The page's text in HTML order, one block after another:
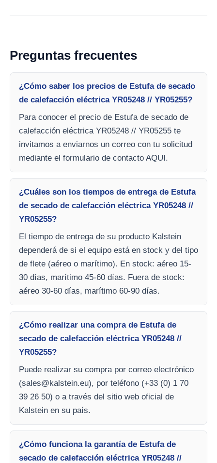
Preguntas frecuentes
¿Cómo saber los precios de Estufa de secado
de calefacción eléctrica YR05248 // YR05255?
Para conocer el precio de Estufa de secado de
calefacción eléctrica YR05248 // YR05255 te
invitamos a enviarnos un correo con tu solicitud
mediante el formulario de contacto AQUI.
¿Cuáles son los tiempos de entrega de Estufa
de secado de calefacción eléctrica YR05248 //
YR05255?
El tiempo de entrega de su producto Kalstein
dependerá de si el equipo está en stock y del tipo
de flete (aéreo o marítimo). En stock: aéreo 15-
30 días, marítimo 45-60 días. Fuera de stock:
aéreo 30-60 días, marítimo 60-90 días.
¿Cómo realizar una compra de Estufa de
secado de calefacción eléctrica YR05248 //
YR05255?
Puede realizar su compra por correo electrónico
(sales@kalstein.eu), por teléfono (+33 (0) 1 70
39 26 50) o a través del sitio web oficial de
Kalstein en su país.
¿Cómo funciona la garantía de Estufa de
secado de calefacción eléctrica YR05248 //